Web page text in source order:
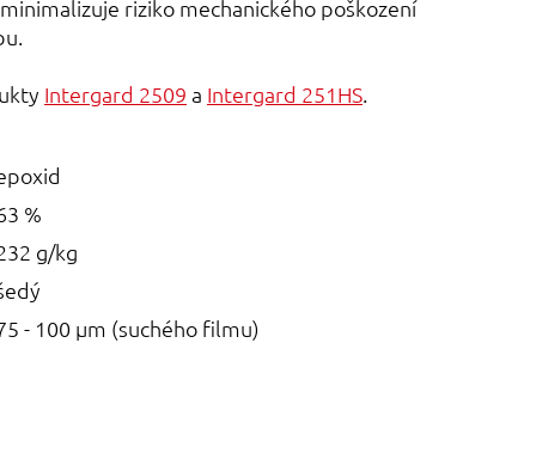
riziko mechanického poškození
Intergard 2509 a Intergard 251HS.
%
g/kg
- 100 µm (suchého filmu)